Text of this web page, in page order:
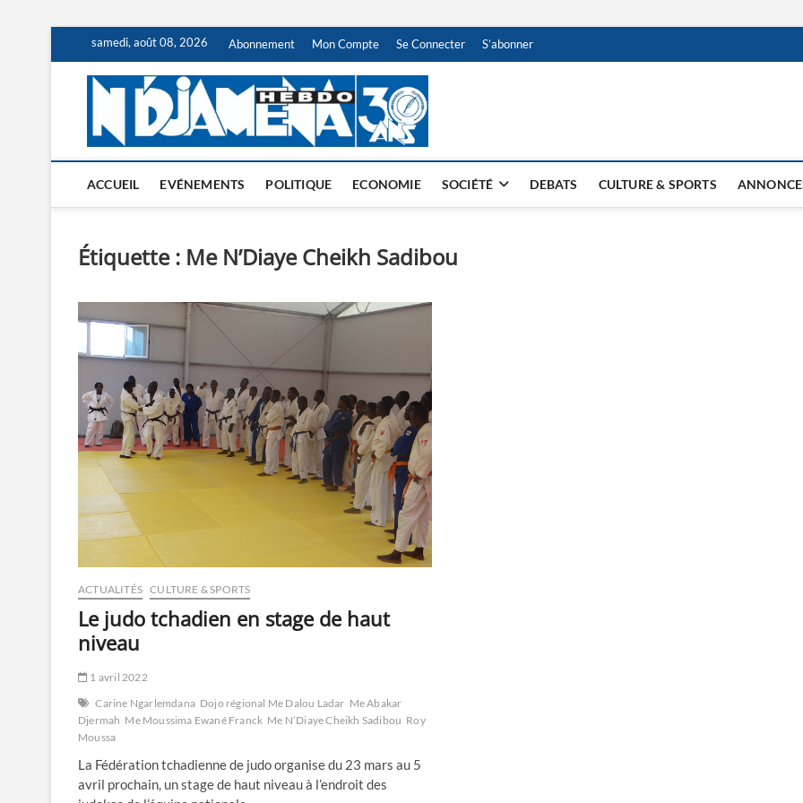
content
samedi, août 08, 2026 Abonnement Mon Compte Se Connecter S’abonner
NDJAMENA HEBDO
ACCUEIL EVÉNEMENTS POLITIQUE ECONOMIE SOCIÉTÉ DEBATS CULTURE & SPORTS
Étiquette : Me N’Diaye Cheikh Sadibou
ACTUALITÉS CULTURE & SPORTS
Le judo tchadien en stage de haut
niveau
1 avril 2022
Carine Ngarlemdana Dojo régional Me Dalou Ladar Me Abakar
Djermah Me Moussima Ewané Franck Me N’Diaye Cheikh Sadibou Roy
Moussa
La Fédération tchadienne de judo organise du 23 mars au 5
avril prochain, un stage de haut niveau à l’endroit des